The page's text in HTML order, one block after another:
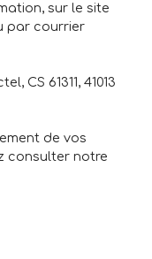
sur le site
par courrier
CS 61311, 41013
de vos
consulter notre